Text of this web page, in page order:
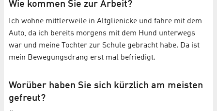
Wie kommen Sie zur Arbeit?
Ich wohne mittlerweile in Altglienicke und fahre mit dem
Auto, da ich bereits morgens mit dem Hund unterwegs
war und meine Tochter zur Schule gebracht habe. Da ist
mein Bewegungsdrang erst mal befriedigt.
Worüber haben Sie sich kürzlich am meisten
gefreut?